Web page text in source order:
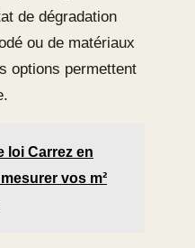
de dégradation
ou de matériaux
options permettent
loi Carrez en
vos m²